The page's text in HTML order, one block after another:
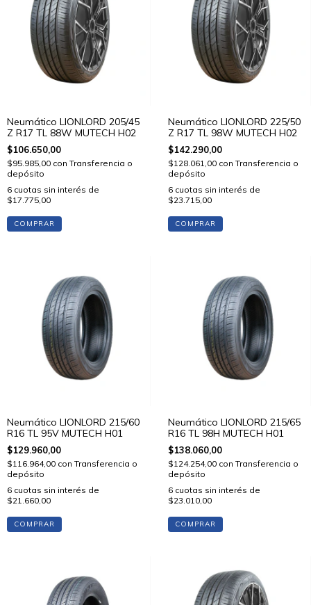
Neumático LIONLORD 205/45
Z R17 TL 88W MUTECH H02
$106.650,00
$95.985,00 con Transferencia o
depósito
6 cuotas sin interés de
$17.775,00
COMPRAR
Neumático LIONLORD 225/50
Z R17 TL 98W MUTECH H02
$142.290,00
$128.061,00 con Transferencia o
depósito
6 cuotas sin interés de
$23.715,00
COMPRAR
Neumático LIONLORD 215/60
R16 TL 95V MUTECH H01
$129.960,00
$116.964,00 con Transferencia o
depósito
6 cuotas sin interés de
$21.660,00
COMPRAR
Neumático LIONLORD 215/65
R16 TL 98H MUTECH H01
$138.060,00
$124.254,00 con Transferencia o
depósito
6 cuotas sin interés de
$23.010,00
COMPRAR